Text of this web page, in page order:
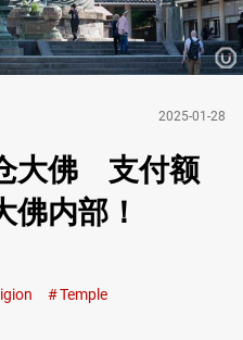
2025-01-28
大佛 支付额
佛内部！
Temple